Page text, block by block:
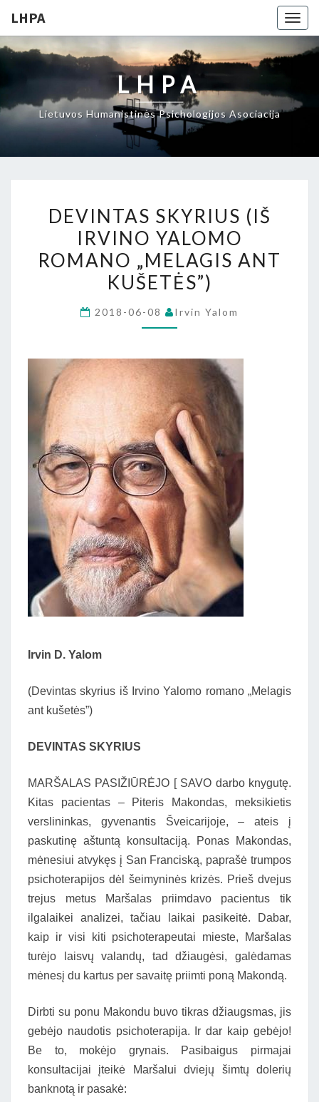
LHPA
LHPA
Lietuvos Humanistinės Psichologijos Asociacija
SKYRIUS
(IŠ
IRVINO
YALOMO
ROMANO
„MELAGIS
DEVINTAS SKYRIUS (IŠ
IRVINO YALOMO
ROMANO „MELAGIS ANT
KUŠETĖS”)
2018-06-08 Irvin Yalom
Irvin D. Yalom
(Devintas skyrius iš Irvino Yalomo romano „Melagis
ant kušetės”)
DEVINTAS SKYRIUS
MARŠALAS PASIŽIŪRĖJO [ SAVO darbo knygutę.
Kitas pacientas – Piteris Makondas, meksikietis
verslininkas, gyvenantis Šveicarijoje, – ateis į
paskutinę aštuntą konsultaciją. Ponas Makondas,
mėnesiui atvykęs į San Franciską, paprašė trumpos
psichoterapijos dėl šeimyninės krizės. Prieš dvejus
trejus metus Maršalas priimdavo pacientus tik
ilgalaikei analizei, tačiau laikai pasikeitė. Dabar,
kaip ir visi kiti psichoterapeutai mieste, Maršalas
turėjo laisvų valandų, tad džiaugėsi, galėdamas
mėnesį du kartus per savaitę priimti poną Makondą.
Dirbti su ponu Makondu buvo tikras džiaugsmas, jis
gebėjo naudotis psichoterapija. Ir dar kaip gebėjo!
Be to, mokėjo grynais. Pasibaigus pirmajai
konsultacijai įteikė Maršalui dviejų šimtų dolerių
banknotą ir pasakė: